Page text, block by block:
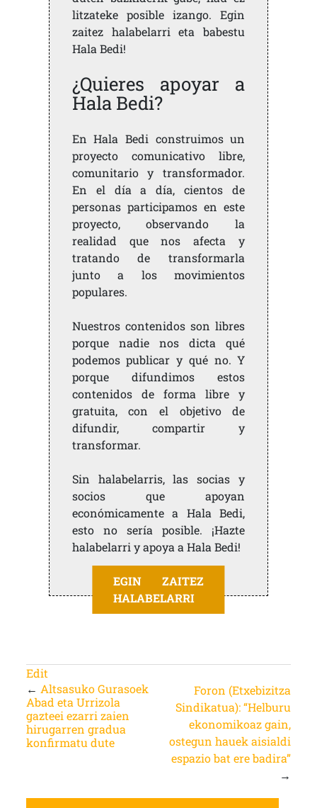
litzateke posible izango. Egin
zaitez halabelarri eta babestu
Hala Bedi!
¿Quieres apoyar a
Hala Bedi?
En Hala Bedi construimos un
proyecto comunicativo libre,
comunitario y transformador.
En el día a día, cientos de
personas participamos en este
proyecto, observando la
realidad que nos afecta y
tratando de transformarla
junto a los movimientos
populares.
Nuestros contenidos son libres
porque nadie nos dicta qué
podemos publicar y qué no. Y
porque difundimos estos
contenidos de forma libre y
gratuita, con el objetivo de
difundir, compartir y
transformar.
Sin halabelarris, las socias y
socios que apoyan
económicamente a Hala Bedi,
esto no sería posible. ¡Hazte
halabelarri y apoya a Hala Bedi!
EGIN ZAITEZ
HALABELARRI
Edit
← Altsasuko Gurasoek
Abad eta Urrizola
gazteei ezarri zaien
hirugarren gradua
konfirmatu dute
Foron (Etxebizitza
Sindikatua): “Helburu
ekonomikoaz gain,
ostegun hauek aisialdi
espazio bat ere badira”
→